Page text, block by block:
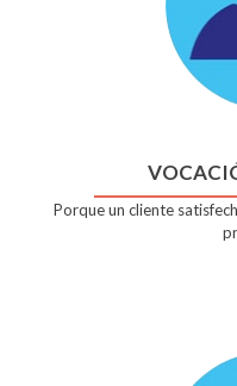
Porque un cliente